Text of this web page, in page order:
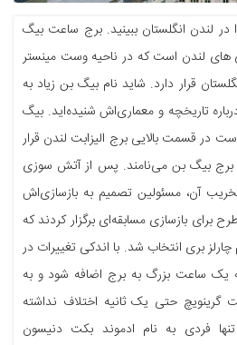
لندن انگلستان ببینید. برج ساعت بیگ
های لندن است که در ناحیه وست مینستر
قرار دارد. شاید نام بیگ بن زیاد به
تاریخچه و معماری‌اش شنیده‌اید. بیگ
در قسمت بالایی برج الیزابت لندن قرار
برج بیگ بن می‌نامند. پس از آتش سوزی
آن، مسئولین تصمیم به بازسازی‌اش
برای بازسازی مسابقه‌ای برگزار کردند که
بری انتخاب شد. با اندکی تغییرات در
یک ساعت بزرگ به برج اضافه شود و به
حتی یک ثانیه اختلاف نداشته
فردی به نام ادموند بکت دنیسون